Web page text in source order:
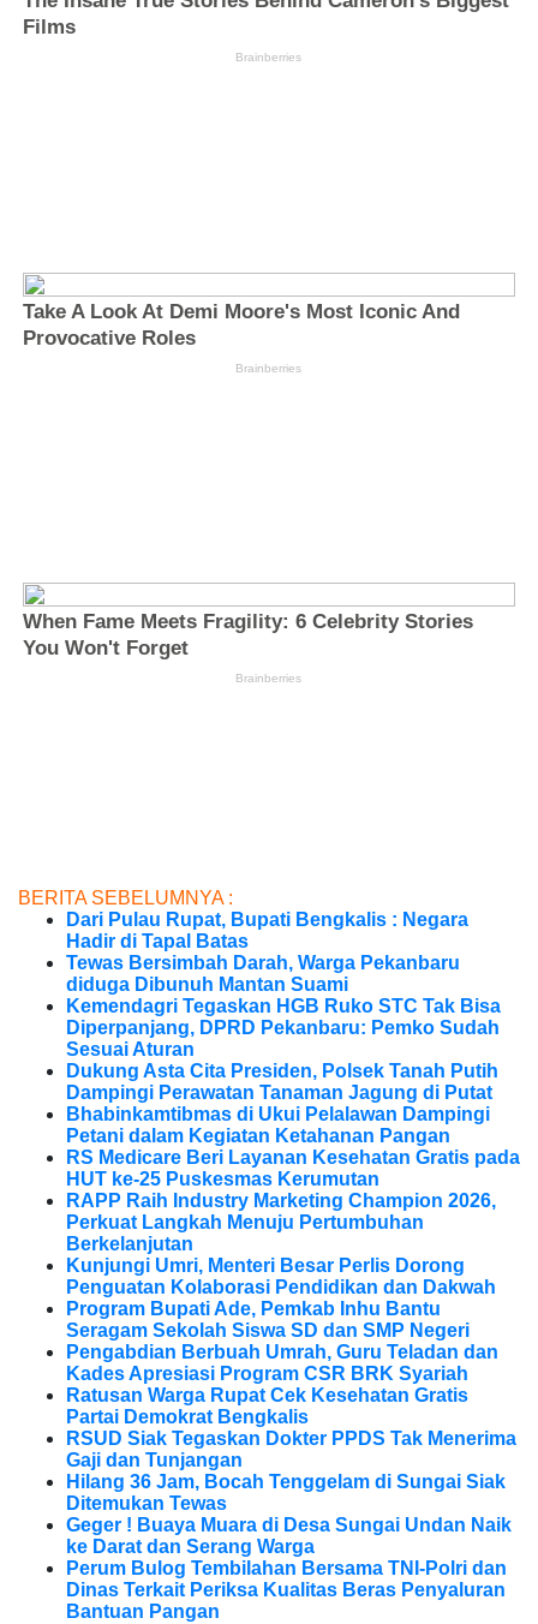
BERITA SEBELUMNYA :
Dari Pulau Rupat, Bupati Bengkalis : Negara
Hadir di Tapal Batas
Tewas Bersimbah Darah, Warga Pekanbaru
diduga Dibunuh Mantan Suami
Kemendagri Tegaskan HGB Ruko STC Tak Bisa
Diperpanjang, DPRD Pekanbaru: Pemko Sudah
Sesuai Aturan
Dukung Asta Cita Presiden, Polsek Tanah Putih
Dampingi Perawatan Tanaman Jagung di Putat
Bhabinkamtibmas di Ukui Pelalawan Dampingi
Petani dalam Kegiatan Ketahanan Pangan
RS Medicare Beri Layanan Kesehatan Gratis pada
HUT ke-25 Puskesmas Kerumutan
RAPP Raih Industry Marketing Champion 2026,
Perkuat Langkah Menuju Pertumbuhan
Berkelanjutan
Kunjungi Umri, Menteri Besar Perlis Dorong
Penguatan Kolaborasi Pendidikan dan Dakwah
Program Bupati Ade, Pemkab Inhu Bantu
Seragam Sekolah Siswa SD dan SMP Negeri
Pengabdian Berbuah Umrah, Guru Teladan dan
Kades Apresiasi Program CSR BRK Syariah
Ratusan Warga Rupat Cek Kesehatan Gratis
Partai Demokrat Bengkalis
RSUD Siak Tegaskan Dokter PPDS Tak Menerima
Gaji dan Tunjangan
Hilang 36 Jam, Bocah Tenggelam di Sungai Siak
Ditemukan Tewas
Geger ! Buaya Muara di Desa Sungai Undan Naik
ke Darat dan Serang Warga
Perum Bulog Tembilahan Bersama TNI-Polri dan
Dinas Terkait Periksa Kualitas Beras Penyaluran
Bantuan Pangan